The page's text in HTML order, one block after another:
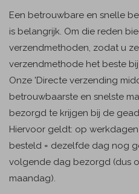
Een betrouwbare en snelle
is belangrijk. Om die reden
verzendmethoden, zodat u
verzendmethode het beste
Onze 'Directe verzending
betrouwbaarste en snelste
bezorgd te krijgen bij de
Hiervoor geldt: op
besteld = dezelfde dag nog
volgende dag bezorgd (dus
maandag).